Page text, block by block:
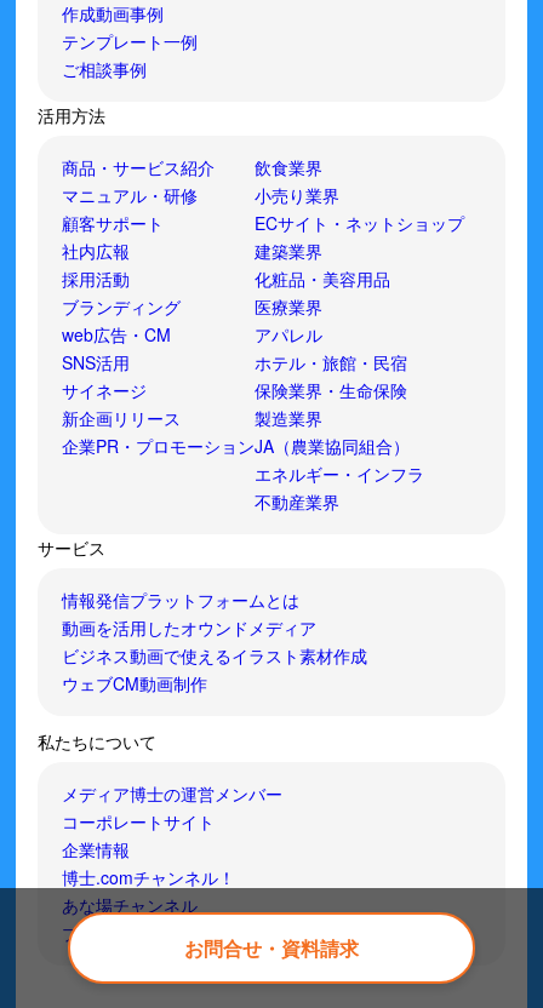
お問合せ・資料請求
作成動画事例
テンプレート一例
ご相談事例
活用方法
商品・サービス紹介
マニュアル・研修
顧客サポート
社内広報
採用活動
ブランディング
web広告・CM
SNS活用
サイネージ
新企画リリース
企業PR・プロモーション
飲食業界
小売り業界
ECサイト・ネットショップ
建築業界
化粧品・美容用品
医療業界
アパレル
ホテル・旅館・民宿
保険業界・生命保険
製造業界
JA（農業協同組合）
エネルギー・インフラ
不動産業界
サービス
情報発信プラットフォームとは
動画を活用したオウンドメディア
ビジネス動画で使えるイラスト素材作成
ウェブCM動画制作
私たちについて
メディア博士の運営メンバー
コーポレートサイト
企業情報
博士.comチャンネル！
あな場チャンネル
プライバシーポリシー